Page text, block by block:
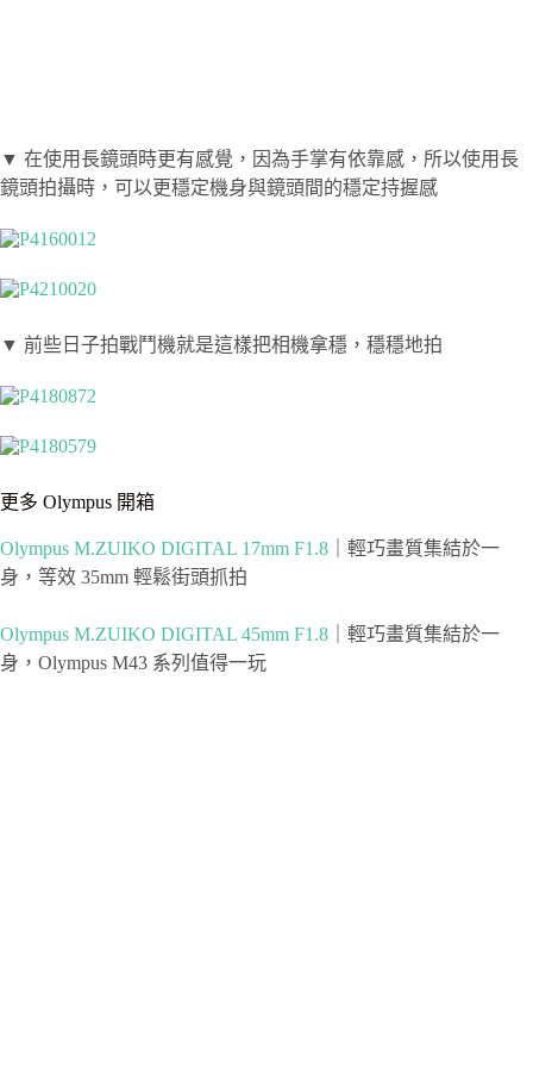
▼ 在使用長鏡頭時更有感覺，因為手掌有依靠感，所以使用長
鏡頭拍攝時，可以更穩定機身與鏡頭間的穩定持握感
▼ 前些日子拍戰鬥機就是這樣把相機拿穩，穩穩地拍
更多 Olympus 開箱
Olympus M.ZUIKO DIGITAL 17mm F1.8 ｜輕巧畫質集結於一
身，等效 35mm 輕鬆街頭抓拍
Olympus M.ZUIKO DIGITAL 45mm F1.8 ｜輕巧畫質集結於一
身，Olympus M43 系列值得一玩